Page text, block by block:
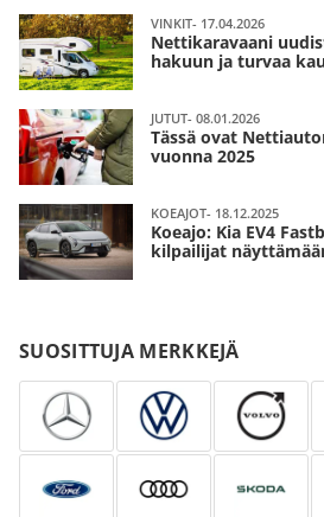
VINKIT- 17.04.2026
Nettikaravaani
hakuun ja turvaa
JUTUT- 08.01.2026
Tässä ovat
vuonna 2025
KOEAJOT- 18.12.2025
Koeajo: Kia EV4
kilpailijat
SUOSITTUJA MERKKEJÄ